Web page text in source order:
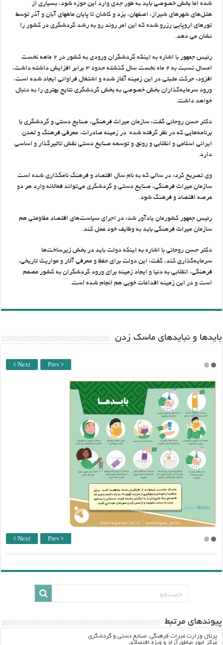
شده اما بخش خصوصی باید به طور جدی وارد این حوزه شود، بسیاری از
هتل‌های شهرهای شیراز، اصفهان، یزد و کاشان تا پایان ماههای آبان و آذر توسط
تورهای اروپایی رزرو شده که این امر روند رو به رشد گردشگری در کشور را
نشان می دهد.
رئیس جمهور با اشاره به اینکه گردشگران ورودی به کشور در ۲ ماهه نخست
امسال نسبت به ۲ ماه نخست سال گذشته حدود ۳ برابر افزایش داشته داشت،
افزود: حرکت مثبتی در این زمینه آغاز شده و اشتغال فراوانی ایجاد شده است،
ورود سرمایه‌گذاران بخش خصوصی به بخش گردشگری نتایج بهتری را به دنبال
خواهد داشت.
دکتر حسن روحانی گفت: سازمان میراث فرهنگی، صنایع دستی و گردشگری با
برنامه‌هایی که در نظر گرفته شده در زمینه صادرات، معرفی فرهنگ و تمدن
ایرانی اسلامی و انقلابی و رونق و توسعه صنایع دستی نقش تاثیرگذار و اساسی
دارد.
وی تصریح کرد: در سالی که به نام سال اقتصاد و فرهنگ نامگذاری شده است
سازمان میراث فرهنگی، صنایع دستی و گردشگری می‌تواند فعالانه وارد هر دو
عرصه اقتصاد و فرهنگ شود.
رئیس جمهور کشورمان یادآور شد: در اجرای سیاست‌های اقتصاد مقاومتی هم
سازمان میراث فرهنگی باید به وظایف خود عمل کند.
دکتر حسن روحانی با اشاره به اینکه دولت باید در بخش زیرساخت‌ها
سرمایه‌گذاری کند، گفت: این دولت برای حفظ و معرفی آثار و مواریث تاریخی،
فرهنگی، انقلابی به دنیا و ایجاد زمینه برای ورود گردشگران به کشور مصمم
است و در این زمینه اقدامات خوبی هم انجام شده است.
باید‌ها و نبایدهای ماسک زدن
Next Prev
Next Prev
پيوندهاي مرتبط
پرتال وزارت ميراث فرهنگي، صنایع دستی و گردشگري
مرکز امور مناطق آزاد و ویژه اقتصادی